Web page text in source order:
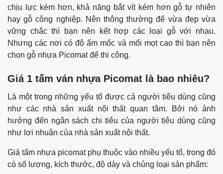
chịu lực kém hơn, khả năng bắt vít kém hơn gỗ tự nhiên
hay gỗ công nghiệp. Nên thông thường để vừa đẹp vừa
vững chắc thì bạn nên kết hợp các loại gỗ với nhau.
Nhưng các nơi có độ ẩm mốc và mối mọt cao thì bạn nên
chọn gỗ nhựa Picomat để thi công.
Giá 1 tấm ván nhựa Picomat là bao nhiêu?
Là một trong những yếu tố được cả người tiêu dùng cũng
như các nhà sản xuất nội thất quan tâm. Bởi nó ảnh
hưởng đến ngân sách chi tiêu của người tiêu dùng cũng
như lợi nhuận của nhà sản xuất nội thất.
Giá tấm nhựa picomat phụ thuộc vào nhiều yếu tố, trong đó
có số lượng, kích thước, độ dày và chủng loại sản phẩm: